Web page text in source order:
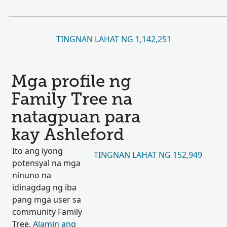
TINGNAN LAHAT NG 1,142,251
Mga profile ng
Family Tree na
natagpuan para
kay Ashleford
Ito ang iyong
potensyal na mga
ninuno na
idinagdag ng iba
pang mga user sa
community Family
Tree. Alamin ang
TINGNAN LAHAT NG 152,949